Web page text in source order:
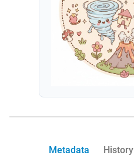
Metadata History